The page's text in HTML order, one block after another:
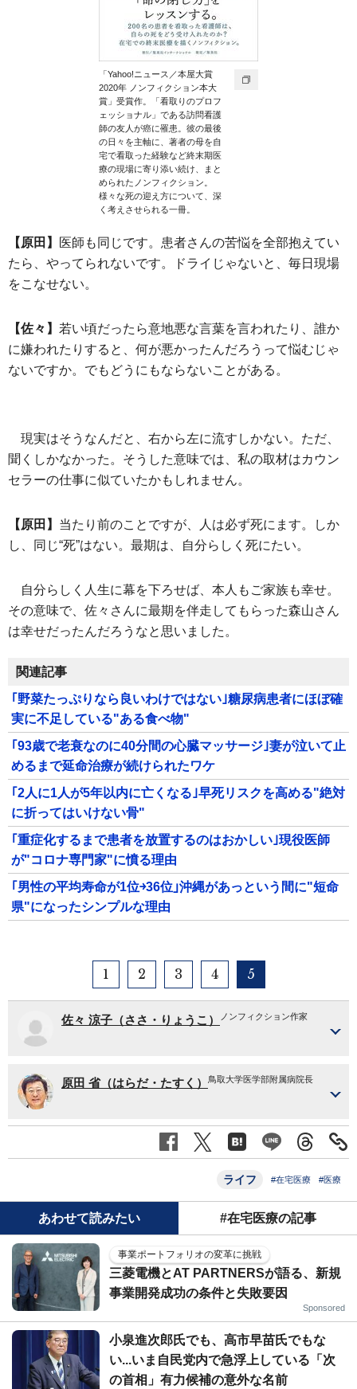
「Yahoo!ニュース／本屋大賞
2020年 ノンフィクション本大
賞」受賞作。「看取りのプロフ
ェッショナル」である訪問看護
師の友人が癌に罹患。彼の最後
の日々を主軸に、著者の母を自
宅で看取った経験など終末期医
療の現場に寄り添い続け、まと
められたノンフィクション。
様々な死の迎え方について、深
く考えさせられる一冊。
【原田】
医師も同じです。患者さんの苦悩を全部抱えてい
たら、やってられないです。ドライじゃないと、毎日現場
をこなせない。
【佐々】 若い頃だったら意地悪な言葉を言われたり、誰か
に嫌われたりすると、何が悪かったんだろうって悩むじゃ
ないですか。でもどうにもならないことがある。
現実はそうなんだと、右から左に流すしかない。ただ、
聞くしかなかった。そうした意味では、私の取材はカウン
セラーの仕事に似ていたかもしれません。
【原田】 当たり前のことですが、人は必ず死にます。しか
し、同じ“死”はない。最期は、自分らしく死にたい。
自分らしく人生に幕を下ろせば、本人もご家族も幸せ。
その意味で、佐々さんに最期を伴走してもらった森山さん
は幸せだったんだろうなと思いました。
関連記事
｢野菜たっぷりなら良いわけではない｣糖尿病患者にほぼ確
実に不足している"ある食べ物"
｢93歳で老衰なのに40分間の心臓マッサージ｣妻が泣いて止
めるまで延命治療が続けられたワケ
｢2人に1人が5年以内に亡くなる｣早死リスクを高める"絶対
に折ってはいけない骨"
｢重症化するまで患者を放置するのはおかしい｣現役医師
が"コロナ専門家"に憤る理由
｢男性の平均寿命が1位￫36位｣沖縄があっという間に"短命
県"になったシンプルな理由
1 2 3 4 5
佐々 涼子（ささ・りょうこ） ノンフィクション作家
原田 省（はらだ・たすく） 鳥取大学医学部附属病院長
ライフ #在宅医療 #医療
あわせて読みたい #在宅医療の記事
事業ポートフォリオの変革に挑戦
三菱電機とAT PARTNERSが語る、新規
事業開発成功の条件と失敗要因
Sponsored
小泉進次郎氏でも、高市早苗氏でもな
い...いま自民党内で急浮上している「次
の首相」有力候補の意外な名前